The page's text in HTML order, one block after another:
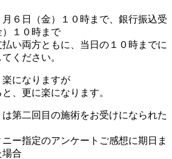
６日（金）１０時まで、銀行振込受
１０時まで
い両方ともに、当日の１０時までに
ください。
になりますが
、更に楽になります。
第二回目の施術をお受けになられた
ー指定のアンケートご感想に期日ま
場合